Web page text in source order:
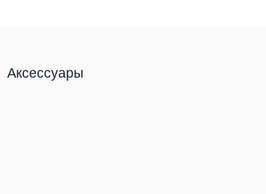
Аксессуары